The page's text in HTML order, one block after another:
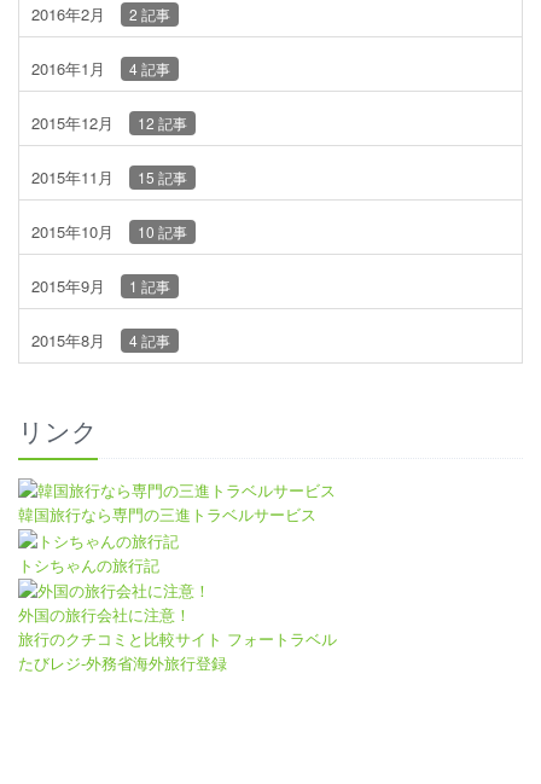
2016年2月 2 記事
2016年1月 4 記事
2015年12月 12 記事
2015年11月 15 記事
2015年10月 10 記事
2015年9月 1 記事
2015年8月 4 記事
リンク
韓国旅行なら専門の三進トラベルサービス
トシちゃんの旅行記
外国の旅行会社に注意！
旅行のクチコミと比較サイト フォートラベル
たびレジ-外務省海外旅行登録